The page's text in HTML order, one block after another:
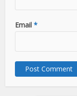
Email *